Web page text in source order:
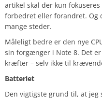
artikel skal der kun
forbedret eller forandret. Og
mange steder.
Måleligt bedre er den nye
sin forgænger i Note 8. Det
kræfter – selv ikke til
Batteriet
Den vigtigste grund til, at